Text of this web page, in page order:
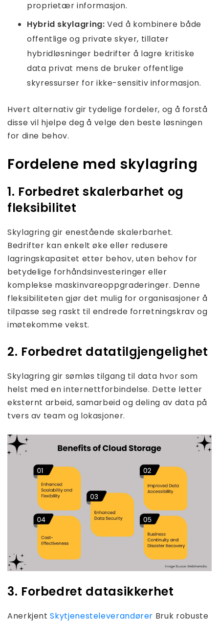
proprietær informasjon.
Hybrid skylagring:Ved å kombinere både
offentlige og private skyer, tillater
hybridløsninger bedrifter å lagre kritiske
data privat mens de bruker offentlige
skyressurser for ikke-sensitiv informasjon.
Hvert alternativ gir tydelige fordeler, og å forstå
disse vil hjelpe deg å velge den beste løsningen
for dine behov.
Fordelene med skylagring
1. Forbedret skalerbarhet og
fleksibilitet
Skylagring gir enestående skalerbarhet.
Bedrifter kan enkelt øke eller redusere
lagringskapasitet etter behov, uten behov for
betydelige forhåndsinvesteringer eller
komplekse maskinvareoppgraderinger. Denne
fleksibiliteten gjør det mulig for organisasjoner å
tilpasse seg raskt til endrede forretningskrav og
imøtekomme vekst.
2. Forbedret datatilgjengelighet
Skylagring gir sømløs tilgang til data hvor som
helst med en internettforbindelse. Dette letter
eksternt arbeid, samarbeid og deling av data på
tvers av team og lokasjoner.
3. Forbedret datasikkerhet
AnerkjentSkytjenesteleverandører Bruk robuste